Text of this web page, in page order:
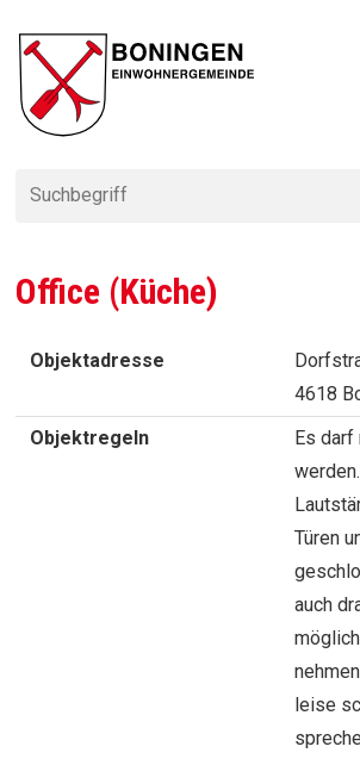
Navigieren in
Suchbegriff
Office (Küche)
Objektadresse
4618
Objektregeln
Es
Türen
auch
leise